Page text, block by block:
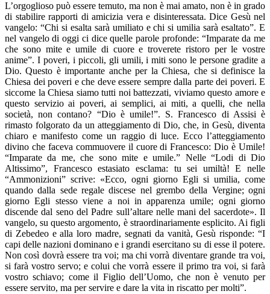
L’orgoglioso può essere temuto, ma non è mai amato, non è in grado
di stabilire rapporti di amicizia vera e disinteressata. Dice Gesù nel
vangelo: “Chi si esalta sarà umiliato e chi si umilia sarà esaltato”. E
nel vangelo di oggi ci dice quelle parole profonde: “Imparate da me
che sono mite e umile di cuore e troverete ristoro per le vostre
anime”. I poveri, i piccoli, gli umili, i miti sono le persone gradite a
Dio. Questo è importante anche per la Chiesa, che si definisce la
Chiesa dei poveri e che deve essere sempre dalla parte dei poveri. E
siccome la Chiesa siamo tutti noi battezzati, viviamo questo amore e
questo servizio ai poveri, ai semplici, ai miti, a quelli, che nella
società, non contano? “Dio è umile!”. S. Francesco di Assisi è
rimasto folgorato da un atteggiamento di Dio, che, in Gesù, diventa
chiaro e manifesto come un raggio di luce. Ecco l’atteggiamento
divino che faceva commuovere il cuore di Francesco: Dio è Umile!
“Imparate da me, che sono mite e umile.” Nelle “Lodi di Dio
Altissimo”, Francesco estasiato esclama: tu sei umiltà! E nelle
“Ammonizioni” scrive: «Ecco, ogni giorno Egli si umilia, come
quando dalla sede regale discese nel grembo della Vergine; ogni
giorno Egli stesso viene a noi in apparenza umile; ogni giorno
discende dal seno del Padre sull’altare nelle mani del sacerdote». Il
vangelo, su questo argomento, è straordinariamente esplicito. Ai figli
di Zebedeo e alla loro madre, segnati da vanità, Gesù risponde: “I
capi delle nazioni dominano e i grandi esercitano su di esse il potere.
Non così dovrà essere tra voi; ma chi vorrà diventare grande tra voi,
si farà vostro servo; e colui che vorrà essere il primo tra voi, si farà
vostro schiavo; come il Figlio dell’Uomo, che non è venuto per
essere servito, ma per servire e dare la vita in riscatto per molti”.